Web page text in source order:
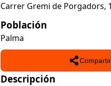
Carrer Gremi de Porgadors,
Población
Palma
Descripción